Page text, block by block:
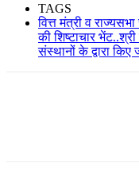
TAGS
वित्त मंत्री व
की शिष्टाचार
संस्थानों के द्वारा किए